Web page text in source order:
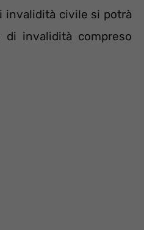
invalidità civile si potrà
di invalidità compreso